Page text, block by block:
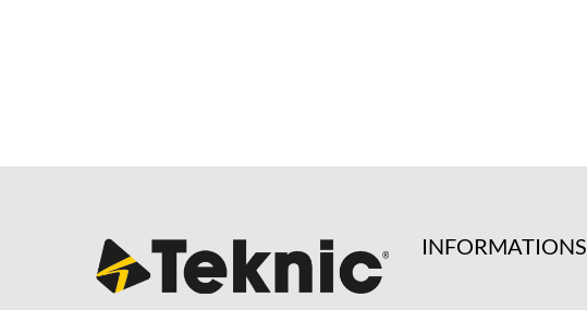
INFORMATIONS